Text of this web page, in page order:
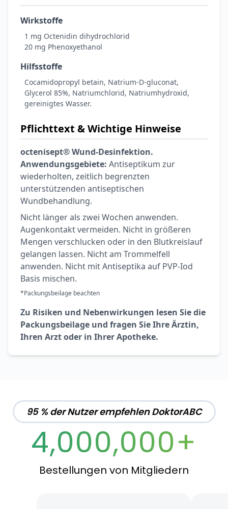
Wirkstoffe
1 mg Octenidin dihydrochlorid
20 mg Phenoxyethanol
Hilfsstoffe
Cocamidopropyl betain, Natrium-D-gluconat,
Glycerol 85%, Natriumchlorid, Natriumhydroxid,
gereinigtes Wasser.
Pflichttext & Wichtige Hinweise
octenisept® Wund-Desinfektion.
Anwendungsgebiete: Antiseptikum zur
wiederholten, zeitlich begrenzten
unterstützenden antiseptischen
Wundbehandlung.
Nicht länger als zwei Wochen anwenden.
Augenkontakt vermeiden. Nicht in größeren
Mengen verschlucken oder in den Blutkreislauf
gelangen lassen. Nicht am Trommelfell
anwenden. Nicht mit Antiseptika auf PVP-Iod
Basis mischen.
*Packungsbeilage beachten
Zu Risiken und Nebenwirkungen lesen Sie die
Packungsbeilage und fragen Sie Ihre Ärztin,
Ihren Arzt oder in Ihrer Apotheke.
95 % der Nutzer empfehlen DoktorABC
4,000,000+
Bestellungen von Mitgliedern